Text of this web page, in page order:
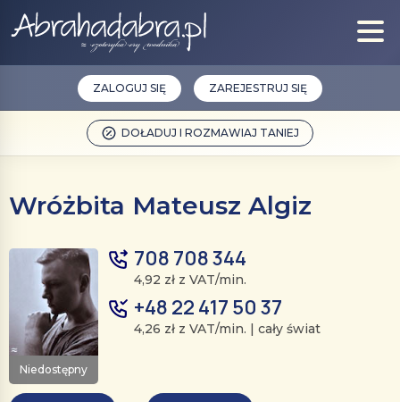
DOŁADUJ I ROZMAWIAJ TANIEJ
ZALOGUJ SIĘ ZAREJESTRUJ SIĘ
Wróżbita Mateusz Algiz
Niedostępny
708 708 344
4,92 zł z VAT/min.
+48 22 417 50 37
4,26 zł z VAT/min. | cały świat